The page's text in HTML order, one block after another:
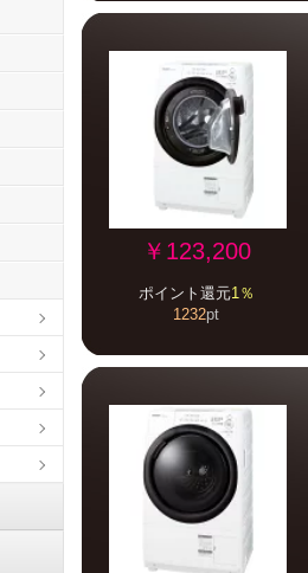
￥123,200
ポイント還元1％
1232pt